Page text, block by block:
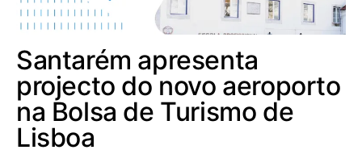
Santarém apresenta
projecto do novo aeroporto
na Bolsa de Turismo de
Lisboa